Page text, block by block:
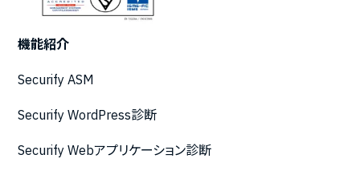
機能紹介
Securify ASM
Securify WordPress診断
Securify Webアプリケーション診断